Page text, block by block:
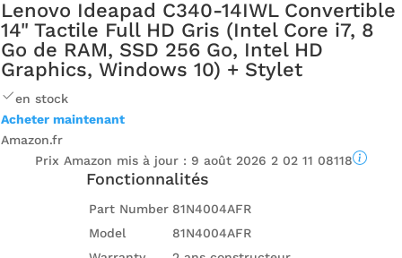
Lenovo Ideapad C340-14IWL Convertible
14" Tactile Full HD Gris (Intel Core i7, 8
Go de RAM, SSD 256 Go, Intel HD
Graphics, Windows 10) + Stylet
en stock
Acheter maintenant
Amazon.fr
Prix ​​Amazon mis à jour : 9 août 2026 2 02 11 08118
Fonctionnalités
Part Number 81N4004AFR
Model
81N4004AFR